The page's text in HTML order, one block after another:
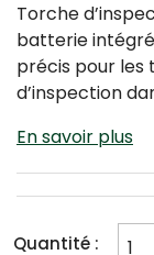
Torche
batterie
précis pour les
d’inspection
En savoir plus
Quantité :